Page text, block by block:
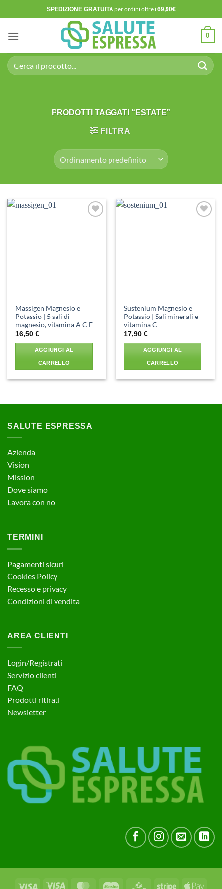
ai
contenuti
SPEDIZIONE GRATUITA per ordini oltre i69,90€
0
Cerca:
PRODOTTI TAGGATI “ESTATE”
FILTRA
Massigen Magnesio e
Potassio | 5 sali di
magnesio, vitamina A C E
16,50€
AGGIUNGI AL
CARRELLO
Sustenium Magnesio e
Potassio | Sali minerali e
vitamina C
17,90€
AGGIUNGI AL
CARRELLO
SALUTE ESPRESSA
Azienda
Vision
Mission
Dove siamo
Lavora con noi
TERMINI
Pagamenti sicuri
Cookies Policy
Recesso e privacy
Condizioni di vendita
AREA CLIENTI
Login/Registrati
Servizio clienti
FAQ
Prodotti ritirati
Newsletter
Visa Visa MasterCardMaestro CartaSi Stripe Apple